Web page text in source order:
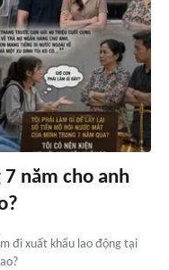
năm cho anh
đi xuất khẩu lao động tại